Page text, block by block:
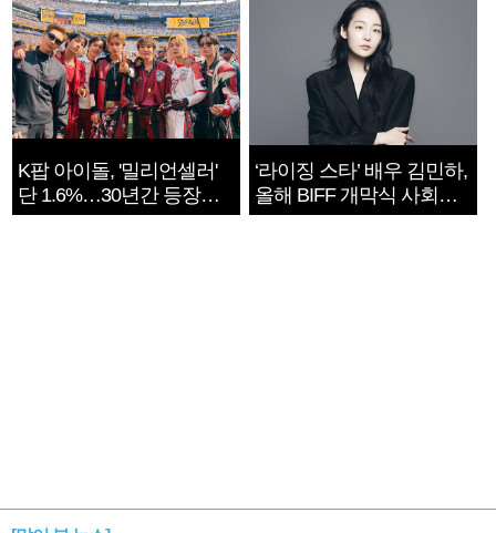
K팝 아이돌, '밀리언셀러'
단 1.6%…30년간 등장
1182개팀 전수조사
‘라이징 스타’ 배우 김민하,
올해 BIFF 개막식 사회자
확정